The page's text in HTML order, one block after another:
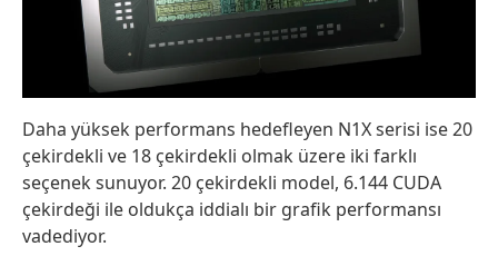
Daha yüksek performans hedefleyen N1X serisi ise 20
çekirdekli ve 18 çekirdekli olmak üzere iki farklı
seçenek sunuyor. 20 çekirdekli model, 6.144 CUDA
çekirdeği ile oldukça iddialı bir grafik performansı
vadediyor.